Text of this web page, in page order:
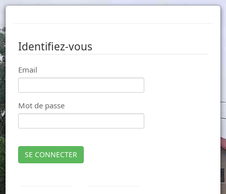
Identifiez-vous
Email
Mot de passe
SE CONNECTER